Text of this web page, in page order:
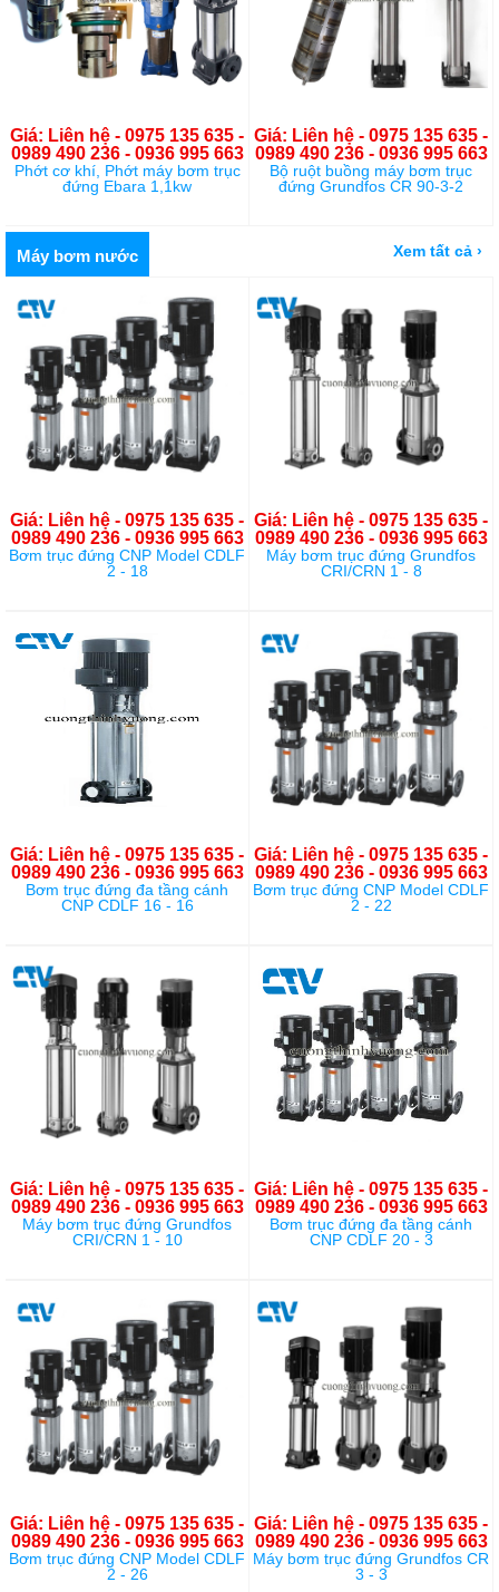
Giá: Liên hệ - 0975 135 635 -
0989 490 236 - 0936 995 663
Phớt cơ khí, Phớt máy bơm trục
đứng Ebara 1,1kw
Giá: Liên hệ - 0975 135 635 -
0989 490 236 - 0936 995 663
Bộ ruột buồng máy bơm trục
đứng Grundfos CR 90-3-2
Máy bơm nước Xem tất cả ›
Giá: Liên hệ - 0975 135 635 -
0989 490 236 - 0936 995 663
Bơm trục đứng CNP Model CDLF
2 - 18
Giá: Liên hệ - 0975 135 635 -
0989 490 236 - 0936 995 663
Máy bơm trục đứng Grundfos
CRI/CRN 1 - 8
Giá: Liên hệ - 0975 135 635 -
0989 490 236 - 0936 995 663
Bơm trục đứng đa tầng cánh
CNP CDLF 16 - 16
Giá: Liên hệ - 0975 135 635 -
0989 490 236 - 0936 995 663
Bơm trục đứng CNP Model CDLF
2 - 22
Giá: Liên hệ - 0975 135 635 -
0989 490 236 - 0936 995 663
Máy bơm trục đứng Grundfos
CRI/CRN 1 - 10
Giá: Liên hệ - 0975 135 635 -
0989 490 236 - 0936 995 663
Bơm trục đứng đa tầng cánh
CNP CDLF 20 - 3
Giá: Liên hệ - 0975 135 635 -
0989 490 236 - 0936 995 663
Bơm trục đứng CNP Model CDLF
2 - 26
Giá: Liên hệ - 0975 135 635 -
0989 490 236 - 0936 995 663
Máy bơm trục đứng Grundfos CR
3 - 3